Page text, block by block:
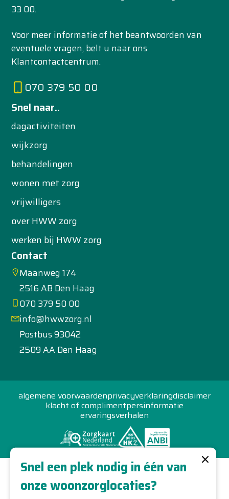
33 00.
Voor meer informatie of het beantwoorden van
eventuele vragen, belt u naar ons
Klantcontactcentrum.
070 379 50 00
Snel naar..
dagactiviteiten
wijkzorg
behandelingen
wonen met zorg
vrijwilligers
over HWW zorg
werken bij HWW zorg
Contact
Maanweg 174
2516 AB Den Haag
070 379 50 00
info@hwwzorg.nl
Postbus 93042
2509 AA Den Haag
algemene voorwaardenprivacyverklaringdisclaimer
klacht of complimentpersinformatie
ervaringsverhalen
×
Snel een plek nodig in één van
onze woonzorglocaties?